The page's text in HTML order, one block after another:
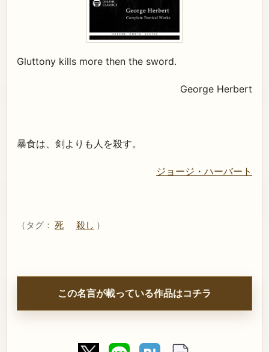
Gluttony kills more then the sword.
George Herbert
暴食は、剣よりも人を殺す。
ジョージ・ハーバート
（タグ： 死 殺し ）
この名言が載っている作品はコチラ